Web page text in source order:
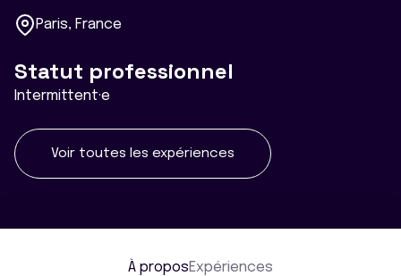
Paris, France
Statut professionnel
Intermittent·e
Voir toutes les expériences
À proposExpériences